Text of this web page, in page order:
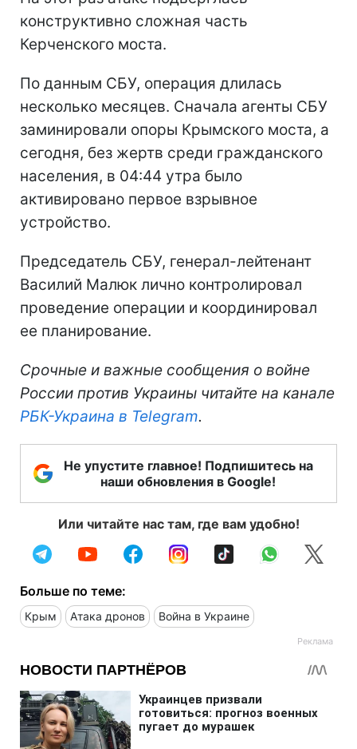
конструктивно сложная часть
Керченского моста.
По данным СБУ, операция длилась
несколько месяцев. Сначала агенты СБУ
заминировали опоры Крымского моста, а
сегодня, без жертв среди гражданского
населения, в 04:44 утра было
активировано первое взрывное
устройство.
Председатель СБУ, генерал-лейтенант
Василий Малюк лично контролировал
проведение операции и координировал
ее планирование.
Срочные и важные сообщения о войне
России против Украины читайте на канале
РБК-Украина в Telegram.
Не упустите главное! Подпишитесь на
наши обновления в Google!
Или читайте нас там, где вам удобно!
Больше по теме:
Крым Атака дронов Война в Украине